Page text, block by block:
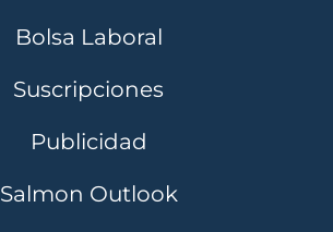
Bolsa Laboral
Suscripciones
Publicidad
Salmon Outlook